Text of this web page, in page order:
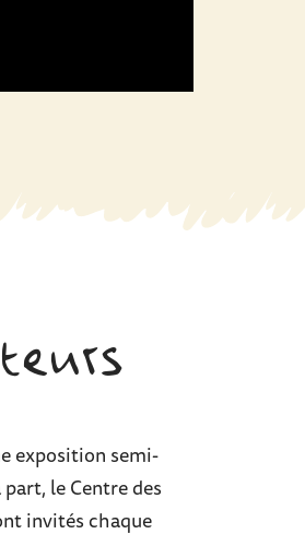
exposition semi-
part, le Centre des
invités chaque